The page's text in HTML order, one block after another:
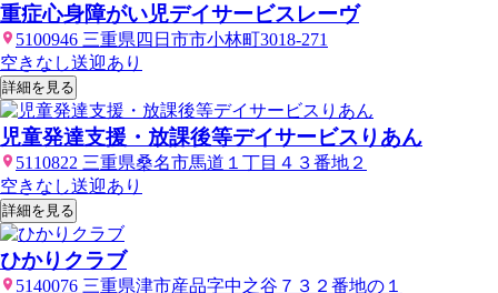
重症心身障がい児デイサービスレーヴ
5100946 三重県四日市市小林町3018-271
空きなし送迎あり
詳細を見る
児童発達支援・放課後等デイサービスりあん
5110822 三重県桑名市馬道１丁目４３番地２
空きなし送迎あり
詳細を見る
ひかりクラブ
5140076 三重県津市産品字中之谷７３２番地の１